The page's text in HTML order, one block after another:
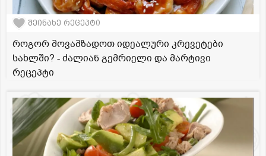
შეინახე რეცეპტი
როგორ მოვამზადოთ იდეალური კრევეტები
სახლში? - ძალიან გემრიელი და მარტივი
რეცეპტი